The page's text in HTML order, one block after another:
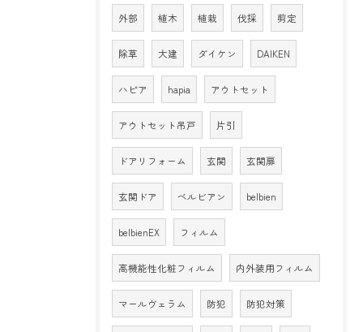
外部 植木 植栽 伐採 剪定
除草 大建 ダイケン DAIKEN
ハピア hapia アウトセット
アウトセット吊戸 片引
ドアリフォーム 玄関 玄関扉
玄関ドア ベルビアン belbien
belbienEX フィルム
高機能性化粧フィルム 内外装用フィルム
マールヴェラム 防犯 防犯対策